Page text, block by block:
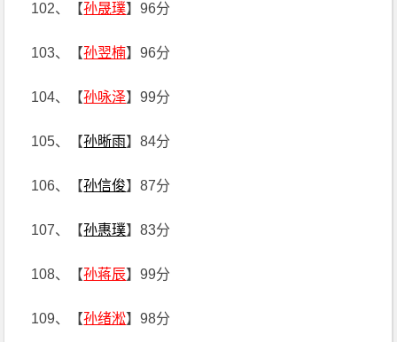
102、【孙晟璞】96分
103、【孙翌楠】96分
104、【孙咏泽】99分
105、【孙晰雨】84分
106、【孙信俊】87分
107、【孙惠璞】83分
108、【孙蒋辰】99分
109、【孙绪淞】98分